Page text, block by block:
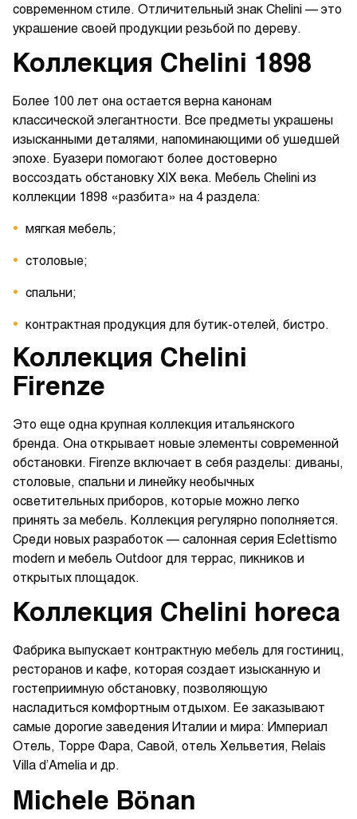
современном стиле. Отличительный знак Chelini — это
украшение своей продукции резьбой по дереву.
Коллекция Chelini 1898
Более 100 лет она остается верна канонам
классической элегантности. Все предметы украшены
изысканными деталями, напоминающими об ушедшей
эпохе. Буазери помогают более достоверно
воссоздать обстановку XIX века. Мебель Chelini из
коллекции 1898 «разбита» на 4 раздела:
мягкая мебель;
столовые;
спальни;
контрактная продукция для бутик-отелей, бистро.
Коллекция Chelini
Firenze
Это еще одна крупная коллекция итальянского
бренда. Она открывает новые элементы современной
обстановки. Firenze включает в себя разделы: диваны,
столовые, спальни и линейку необычных
осветительных приборов, которые можно легко
принять за мебель. Коллекция регулярно пополняется.
Среди новых разработок — салонная серия Eclettismo
modern и мебель Outdoor для террас, пикников и
открытых площадок.
Коллекция Chelini horeca
Фабрика выпускает контрактную мебель для гостиниц,
ресторанов и кафе, которая создает изысканную и
гостеприимную обстановку, позволяющую
насладиться комфортным отдыхом. Ее заказывают
самые дорогие заведения Италии и мира: Империал
Отель, Торре Фара, Савой, отель Хельветия, Relais
Villa d’Amelia и др.
Michele Bönan